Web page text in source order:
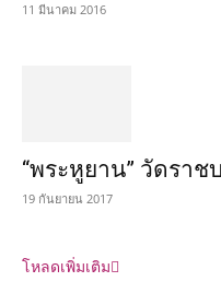
11 มีนาคม 2016
“พระหูยาน” วัดรา
19 กันยายน 2017
โหลดเพิ่มเติม